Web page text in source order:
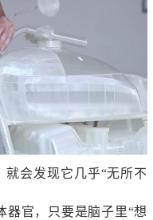
就会发现它几乎“无所不
器官，只要是脑子里“想